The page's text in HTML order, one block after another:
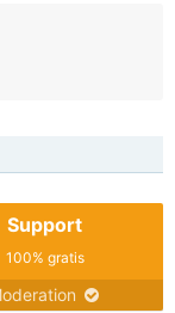
Support
100% gratis